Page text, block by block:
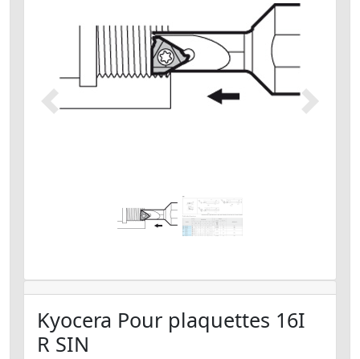
Précédent Suivant
Kyocera Pour plaquettes 16I
R SIN